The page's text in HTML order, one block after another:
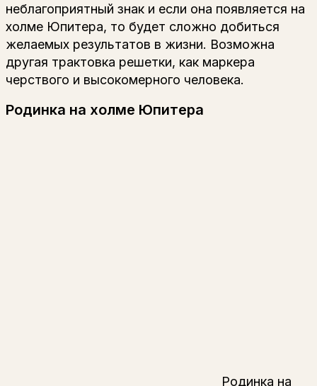
неблагоприятный знак и если она появляется на
холме Юпитера, то будет сложно добиться
желаемых результатов в жизни. Возможна
другая трактовка решетки, как маркера
черствого и высокомерного человека.
Родинка на холме Юпитера
Родинка на